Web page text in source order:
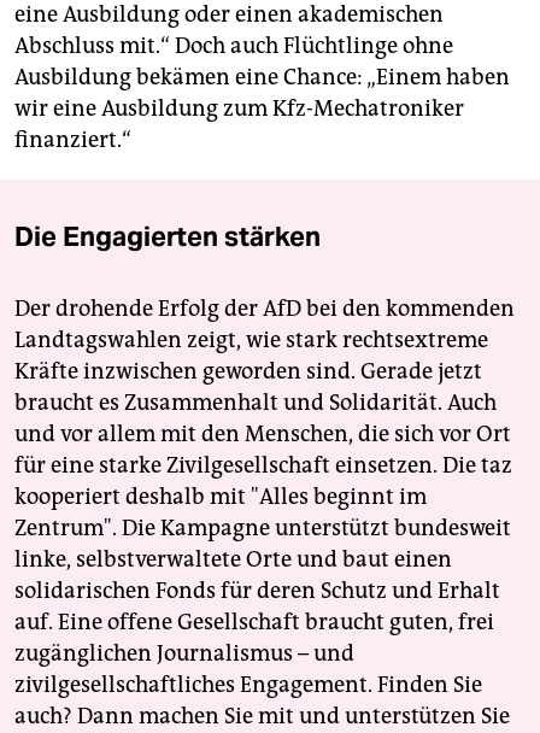
eine Ausbildung oder einen akademischen
Abschluss mit.“ Doch auch Flüchtlinge ohne
Ausbildung bekämen eine Chance: „Einem haben
wir eine Ausbildung zum Kfz-Mechatroniker
finanziert.“
Die Engagierten stärken
Der drohende Erfolg der AfD bei den kommenden
Landtagswahlen zeigt, wie stark rechtsextreme
Kräfte inzwischen geworden sind. Gerade jetzt
braucht es Zusammenhalt und Solidarität. Auch
und vor allem mit den Menschen, die sich vor Ort
für eine starke Zivilgesellschaft einsetzen. Die taz
kooperiert deshalb mit "Alles beginnt im
Zentrum". Die Kampagne unterstützt bundesweit
linke, selbstverwaltete Orte und baut einen
solidarischen Fonds für deren Schutz und Erhalt
auf. Eine offene Gesellschaft braucht guten, frei
zugänglichen Journalismus – und
zivilgesellschaftliches Engagement. Finden Sie
auch? Dann machen Sie mit und unterstützen Sie